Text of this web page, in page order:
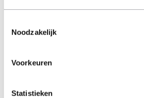
Noodzakelijk
Voorkeuren
Statistieken
garantieperiode van 90 dagen,